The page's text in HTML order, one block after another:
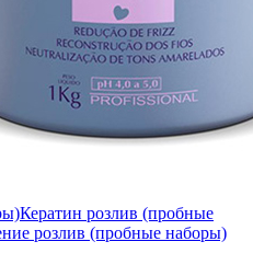
Кератин розлив (пробные
розлив (пробные наборы)